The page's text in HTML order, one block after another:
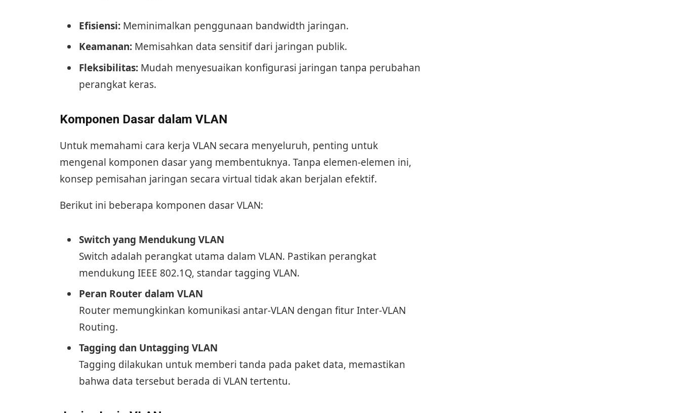
Efisiensi:Meminimalkan penggunaan bandwidth jaringan.
Keamanan:Memisahkan data sensitif dari jaringan publik.
Fleksibilitas:Mudah menyesuaikan konfigurasi jaringan tanpa perubahan
perangkat keras.
Komponen Dasar dalam VLAN
Untuk memahami cara kerja VLAN secara menyeluruh, penting untuk
mengenal komponen dasar yang membentuknya. Tanpa elemen-elemen ini,
konsep pemisahan jaringan secara virtual tidak akan berjalan efektif.
Berikut ini beberapa komponen dasar VLAN:
Switch yang Mendukung VLAN
Switch adalah perangkat utama dalam VLAN. Pastikan perangkat
mendukung IEEE 802.1Q, standar tagging VLAN.
Peran Router dalam VLAN
Router memungkinkan komunikasi antar-VLAN dengan fitur Inter-VLAN
Routing.
Tagging dan Untagging VLAN
Tagging dilakukan untuk memberi tanda pada paket data, memastikan
bahwa data tersebut berada di VLAN tertentu.